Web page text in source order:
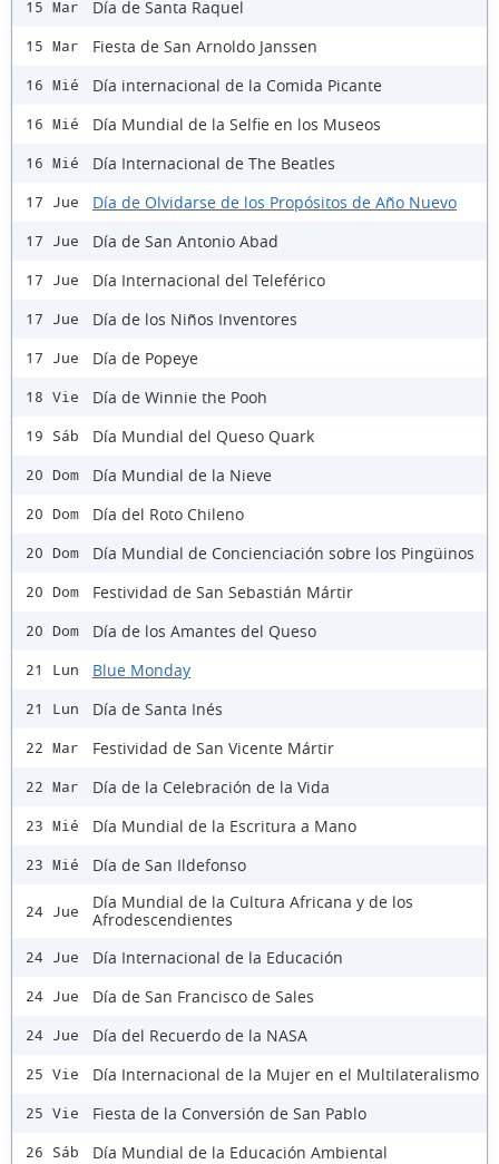
15 Mar Día de Santa Raquel
15 Mar Fiesta de San Arnoldo Janssen
16 Mié Día internacional de la Comida Picante
16 Mié Día Mundial de la Selfie en los Museos
16 Mié Día Internacional de The Beatles
17 Jue Día de Olvidarse de los Propósitos de Año Nuevo
17 Jue Día de San Antonio Abad
17 Jue Día Internacional del Teleférico
17 Jue Día de los Niños Inventores
17 Jue Día de Popeye
18 Vie Día de Winnie the Pooh
19 Sáb Día Mundial del Queso Quark
20 Dom Día Mundial de la Nieve
20 Dom Día del Roto Chileno
20 Dom Día Mundial de Concienciación sobre los Pingüinos
20 Dom Festividad de San Sebastián Mártir
20 Dom Día de los Amantes del Queso
21 Lun Blue Monday
21 Lun Día de Santa Inés
22 Mar Festividad de San Vicente Mártir
22 Mar Día de la Celebración de la Vida
23 Mié Día Mundial de la Escritura a Mano
23 Mié Día de San Ildefonso
24 Jue
Día Mundial de la Cultura Africana y de los
Afrodescendientes
24 Jue Día Internacional de la Educación
24 Jue Día de San Francisco de Sales
24 Jue Día del Recuerdo de la NASA
25 Vie Día Internacional de la Mujer en el Multilateralismo
25 Vie Fiesta de la Conversión de San Pablo
26 Sáb Día Mundial de la Educación Ambiental